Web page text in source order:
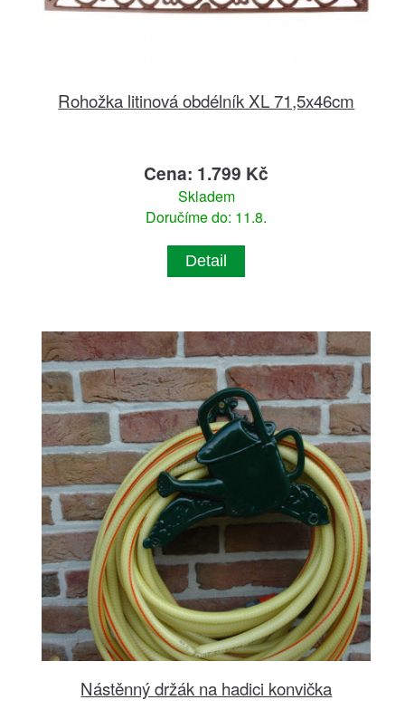
Rohožka litinová obdélník XL 71,5x46cm
Cena: 1.799 Kč
Skladem
Doručíme do: 11.8.
Detail
Nástěnný držák na hadici konvička